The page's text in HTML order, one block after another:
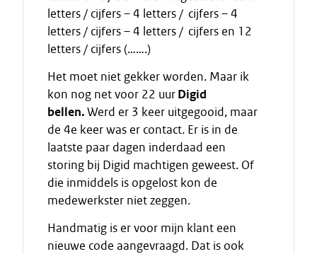
letters / cijfers – 4 letters / cijfers – 4
letters / cijfers – 4 letters / cijfers en 12
letters / cijfers (…….)
Het moet niet gekker worden. Maar ik
kon nog net voor 22 uurDigid
bellen.Werd er 3 keer uitgegooid, maar
de 4e keer was er contact. Er is in de
laatste paar dagen inderdaad een
storing bij Digid machtigen geweest. Of
die inmiddels is opgelost kon de
medewerkster niet zeggen.
Handmatig is er voor mijn klant een
nieuwe code aangevraagd. Dat is ook